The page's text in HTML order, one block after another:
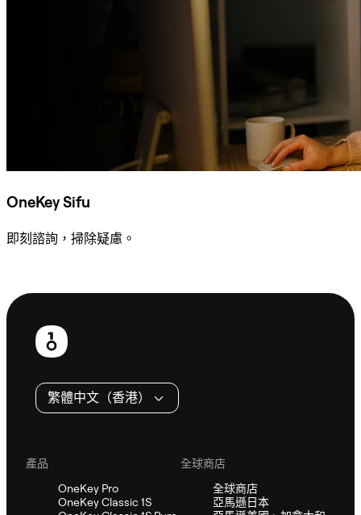
OneKey Sifu
即刻諮詢，掃除疑慮。
頁
繁體中文（香港）
產品
OneKey Pro
OneKey Classic 1S
全球商店
全球商店
亞馬遜日本